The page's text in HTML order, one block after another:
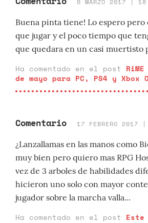
8 MARZO 2017 |
Buena pinta tiene! Lo espero pero
que jugar y el poco tiempo que
que quedara en un casi muertisto
Ha comentado en el post
de mayo para PC, PS4 y Xbox
Comentario 17 FEBRERO 2017
¿Lanzallamas en las manos como
muy bien pero quiero mas RPG
vez de 3 arboles de habilidades
hicieron uno solo con mayor
jugador sobre la marcha valla...
Ha comentado en el post Este